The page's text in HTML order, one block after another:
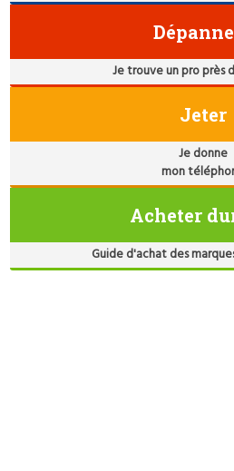
Je trouve un pro près
Jeter
Je donne
mon
Acheter
Guide d'achat des